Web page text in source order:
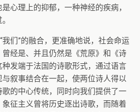
心理上的抑郁，一种神经的疾病，
我们”的融合，更准确地说，社会命运
经是、并且仍然是《荒原》和《诗
发端于法国的诗歌形式，通过语言
叙事结合在一起，使两位诗人得以
的中心传统，同时向我们提供了一
征主义曾将历史逐出诗歌，而随着